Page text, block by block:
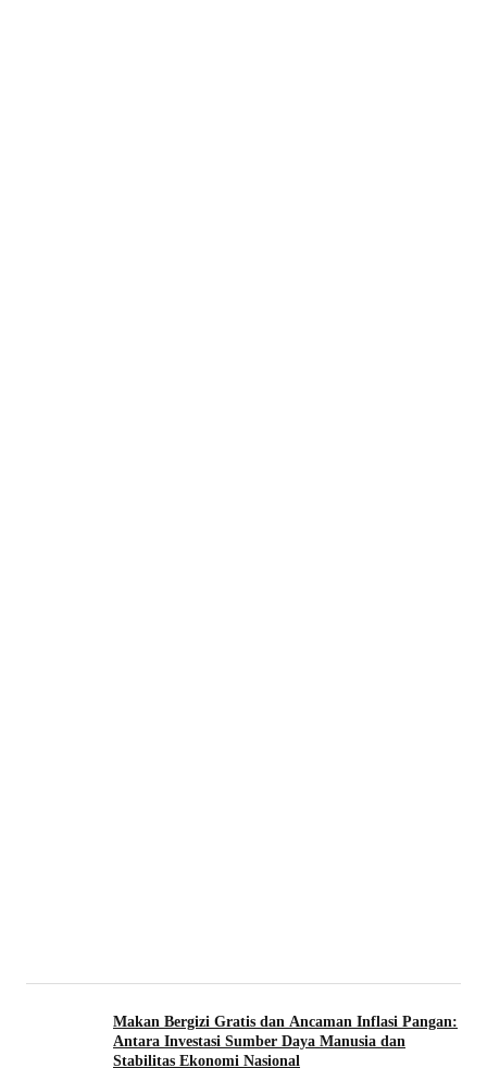
Makan Bergizi Gratis dan Ancaman Inflasi Pangan:
Antara Investasi Sumber Daya Manusia dan
Stabilitas Ekonomi Nasional